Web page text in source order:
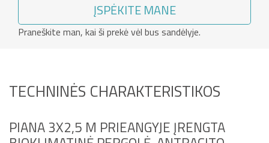
ĮSPĖKITE MANE
Praneškite man, kai ši prekė vėl bus sandėlyje.
TECHNINĖS CHARAKTERISTIKOS
PIANA 3X2,5 M PRIEANGYJE ĮRENGTA